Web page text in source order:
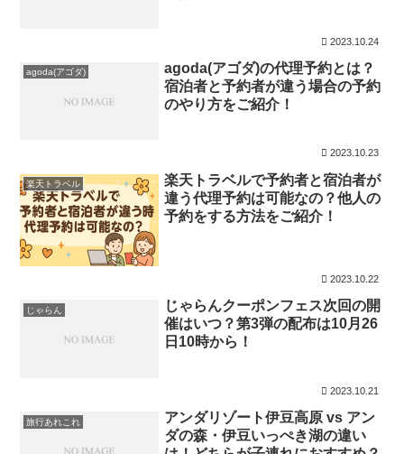
2023.10.24
agoda(アゴダ)
agoda(アゴダ)の代理予約とは？
宿泊者と予約者が違う場合の予約
のやり方をご紹介！
2023.10.23
楽天トラベル
楽天トラベルで予約者と宿泊者が
違う代理予約は可能なの？他人の
予約をする方法をご紹介！
2023.10.22
じゃらん
じゃらんクーポンフェス次回の開
催はいつ？第3弾の配布は10月26
日10時から！
2023.10.21
旅行あれこれ
アンダリゾート伊豆高原 vs アン
ダの森・伊豆いっぺき湖の違い